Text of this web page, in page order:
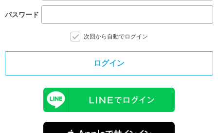
パスワード
次回から自動でログイン
ログイン